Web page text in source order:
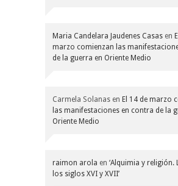
Maria Candelara Jaudenes Casas en
marzo comienzan las
de la guerra en Oriente Medio
Carmela Solanas en El 14 de marzo
las manifestaciones en contra de la
Oriente Medio
raimon arola en ‘Alquimia y religión.
los siglos XVI y XVII’